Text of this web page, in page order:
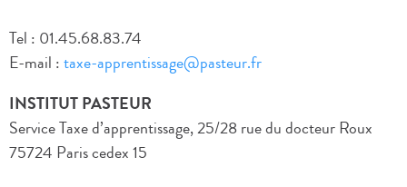
Tel : 01.45.68.83.74
E-mail :taxe-apprentissage@pasteur.fr
INSTITUT PASTEUR
Service Taxe d’apprentissage, 25/28 rue du docteur Roux
75724 Paris cedex 15